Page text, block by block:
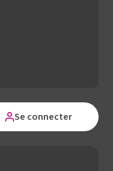
Se connecter